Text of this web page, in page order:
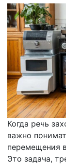
Когда речь
важно
перемещения
Это задача,